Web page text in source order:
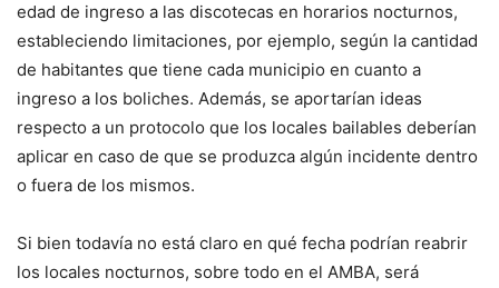
edad de ingreso a las discotecas en horarios nocturnos,
estableciendo limitaciones, por ejemplo, según la cantidad
de habitantes que tiene cada municipio en cuanto a
ingreso a los boliches. Además, se aportarían ideas
respecto a un protocolo que los locales bailables deberían
aplicar en caso de que se produzca algún incidente dentro
o fuera de los mismos.
Si bien todavía no está claro en qué fecha podrían reabrir
los locales nocturnos, sobre todo en el AMBA, será